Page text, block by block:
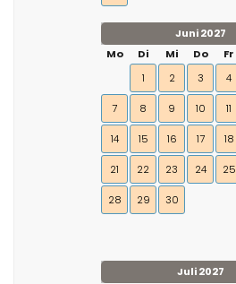
Juni 2027
Mo
Di Mi Do Fr
1
2 3 4
7 8 9 10 11
14 15 16 17 18
21 22 23 24 25
28 29 30
Juli 2027